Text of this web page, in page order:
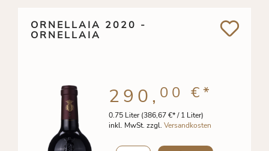
ORNELLAIA 2020 -
ORNELLAIA
0.75 Liter(386,67 €* / 1 Liter)
inkl. MwSt. zzgl. Versandkosten
290, 00 €*